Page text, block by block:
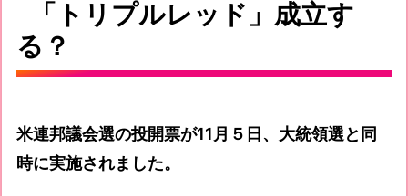
「トリプルレッド」成立す
る？
米連邦議会選の投開票が11月５日、大統領選と同
時に実施されました。